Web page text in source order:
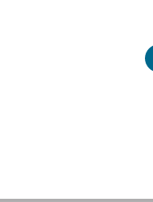
die angesehen und beliebt sind,